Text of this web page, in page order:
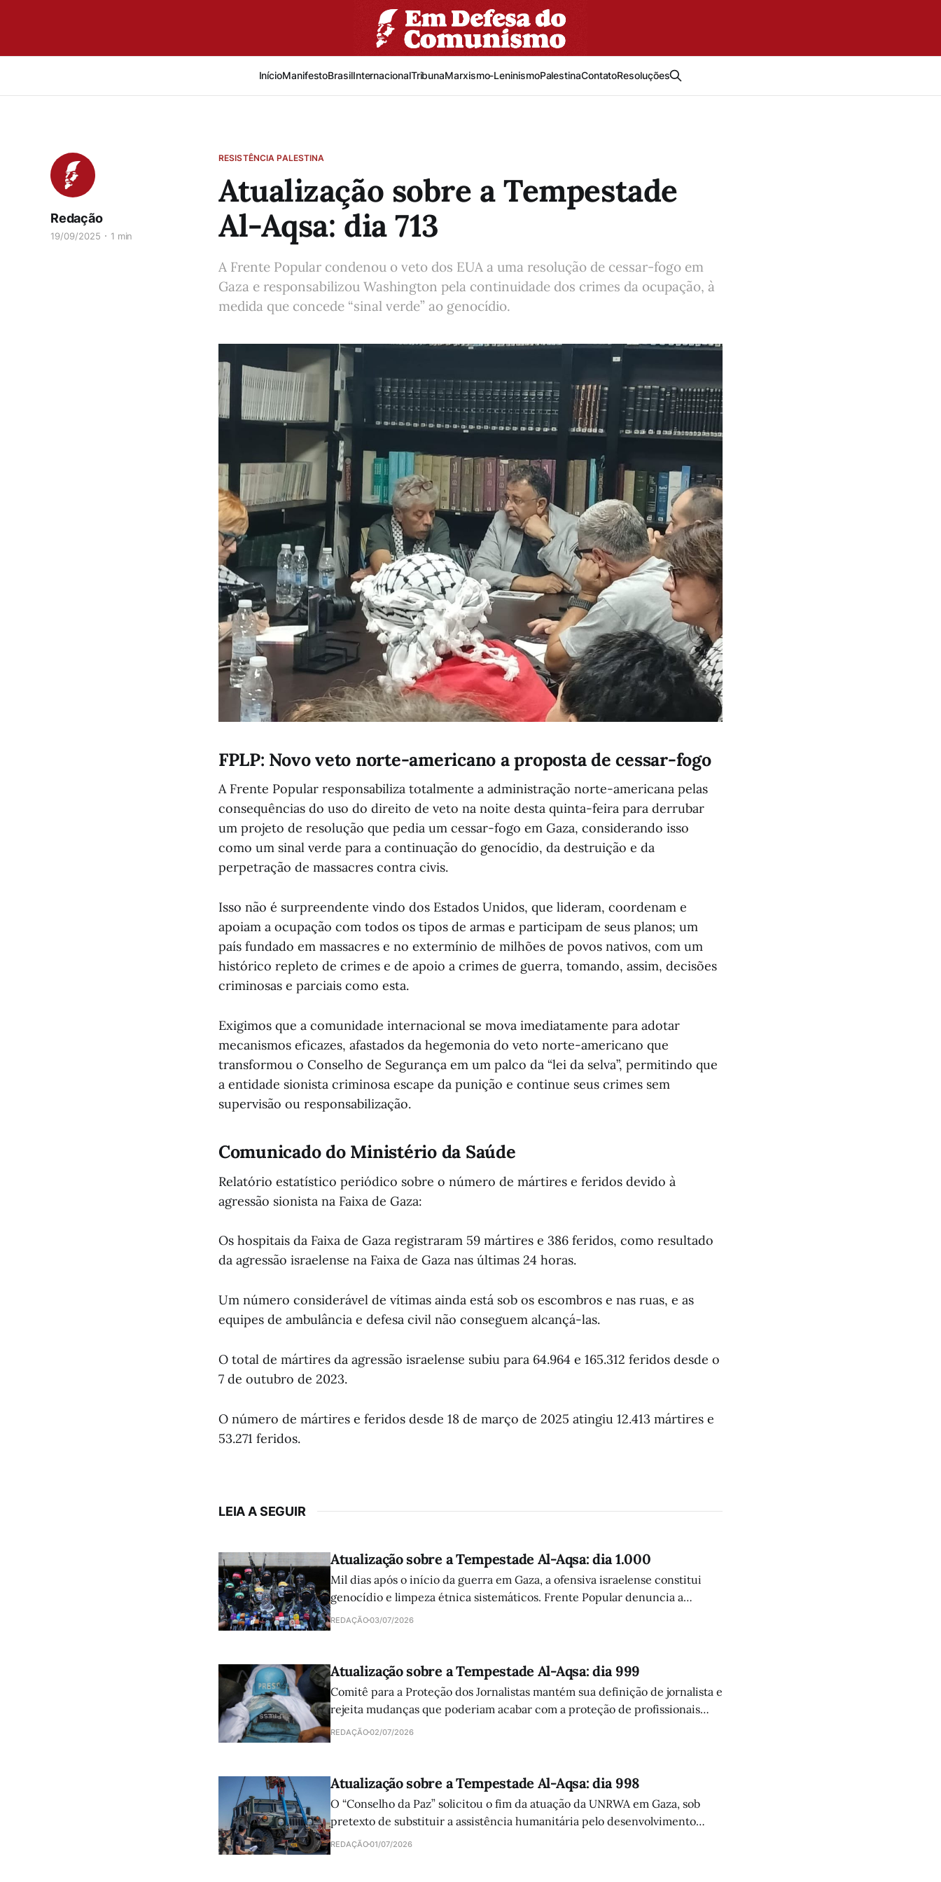
InícioManifestoBrasilInternacionalTribunaMarxismo-LeninismoPalestinaContatoResoluções
RESISTÊNCIA PALESTINA
Atualização sobre a Tempestade
Al-Aqsa: dia 713
Redação
19/09/2025 1 min
A Frente Popular condenou o veto dos EUA a uma resolução de cessar-fogo em
Gaza e responsabilizou Washington pela continuidade dos crimes da ocupação, à
medida que concede “sinal verde” ao genocídio.
FPLP: Novo veto norte-americano a proposta de cessar-fogo
A Frente Popular responsabiliza totalmente a administração norte-americana pelas
consequências do uso do direito de veto na noite desta quinta-feira para derrubar
um projeto de resolução que pedia um cessar-fogo em Gaza, considerando isso
como um sinal verde para a continuação do genocídio, da destruição e da
perpetração de massacres contra civis.
Isso não é surpreendente vindo dos Estados Unidos, que lideram, coordenam e
apoiam a ocupação com todos os tipos de armas e participam de seus planos; um
país fundado em massacres e no extermínio de milhões de povos nativos, com um
histórico repleto de crimes e de apoio a crimes de guerra, tomando, assim, decisões
criminosas e parciais como esta.
Exigimos que a comunidade internacional se mova imediatamente para adotar
mecanismos eficazes, afastados da hegemonia do veto norte-americano que
transformou o Conselho de Segurança em um palco da “lei da selva”, permitindo que
a entidade sionista criminosa escape da punição e continue seus crimes sem
supervisão ou responsabilização.
Comunicado do Ministério da Saúde
Relatório estatístico periódico sobre o número de mártires e feridos devido à
agressão sionista na Faixa de Gaza:
Os hospitais da Faixa de Gaza registraram 59 mártires e 386 feridos, como resultado
da agressão israelense na Faixa de Gaza nas últimas 24 horas.
Um número considerável de vítimas ainda está sob os escombros e nas ruas, e as
equipes de ambulância e defesa civil não conseguem alcançá-las.
O total de mártires da agressão israelense subiu para 64.964 e 165.312 feridos desde o
7 de outubro de 2023.
O número de mártires e feridos desde 18 de março de 2025 atingiu 12.413 mártires e
53.271 feridos.
LEIA A SEGUIR
Atualização sobre a Tempestade Al-Aqsa: dia 1.000
Mil dias após o início da guerra em Gaza, a ofensiva israelense constitui
genocídio e limpeza étnica sistemáticos. Frente Popular denuncia a
atuação da comunidade internacional e clama por ajuda humanitária.
REDAÇÃO03/07/2026
Atualização sobre a Tempestade Al-Aqsa: dia 999
Comitê para a Proteção dos Jornalistas mantém sua definição de jornalista e
rejeita mudanças que poderiam acabar com a proteção de profissionais
palestinos e libaneses mortos pelas forças israelenses.
REDAÇÃO02/07/2026
Atualização sobre a Tempestade Al-Aqsa: dia 998
O “Conselho da Paz” solicitou o fim da atuação da UNRWA em Gaza, sob
pretexto de substituir a assistência humanitária pelo desenvolvimento
sustentável. A proposta reforça as políticas que visam dar fim à questão dos
REDAÇÃO01/07/2026